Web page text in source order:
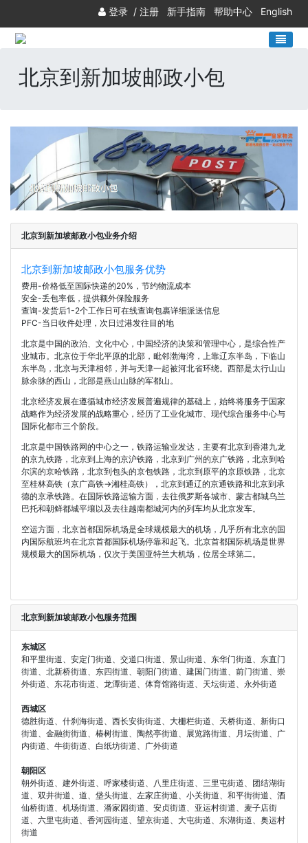
登录 / 注册 新手指南 帮助中心 English
北京到新加坡邮政小包
北京到新加坡邮政小包业务介绍
北京到新加坡邮政小包服务优势
费用-价格低至国际快递的20%，节约物流成本
安全-丢包率低，提供额外保险服务
查询-发货后1-2个工作日可在线查询包裹详细派送信息
PFC-当日收件处理，次日过港发往目的地
北京是中国的政治、文化中心，中国经济的决策和管理中心，是综合性产
业城市。北京位于华北平原的北部，毗邻渤海湾，上靠辽东半岛，下临山
东半岛，北京与天津相邻，并与天津一起被河北省环绕。西部是太行山山
脉余脉的西山，北部是燕山山脉的军都山。
北京经济发展在遵循城市经济发展普遍规律的基础上，始终将服务于国家
战略作为经济发展的战略重心，经历了工业化城市、现代综合服务中心与
国际化都市三个阶段。
北京是中国铁路网的中心之一，铁路运输业发达，主要有北京到香港九龙
的京九铁路，北京到上海的京沪铁路，北京到广州的京广铁路，北京到哈
尔滨的京哈铁路，北京到包头的京包铁路，北京到原平的京原铁路，北京
至桂林高铁（京广高铁->湘桂高铁），北京到通辽的京通铁路和北京到承
德的京承铁路。在国际铁路运输方面，去往俄罗斯各城市、蒙古都城乌兰
巴托和朝鲜都城平壤以及去往越南都城河内的列车均从北京发车。
空运方面，北京首都国际机场是全球规模最大的机场，几乎所有北京的国
内国际航班均在北京首都国际机场停靠和起飞。北京首都国际机场是世界
规模最大的国际机场，仅次于美国亚特兰大机场，位居全球第二。
北京到新加坡邮政小包服务范围
东城区
和平里街道、安定门街道、交道口街道、景山街道、东华门街道、东直门
街道、北新桥街道、东四街道、朝阳门街道、建国门街道、前门街道、崇
外街道、东花市街道、龙潭街道、体育馆路街道、天坛街道、永外街道
西城区
德胜街道、什刹海街道、西长安街街道、大栅栏街道、天桥街道、新街口
街道、金融街街道、椿树街道、陶然亭街道、展览路街道、月坛街道、广
内街道、牛街街道、白纸坊街道、广外街道
朝阳区
朝外街道、建外街道、呼家楼街道、八里庄街道、三里屯街道、团结湖街
道、双井街道、道、垡头街道、左家庄街道、小关街道、和平街街道、酒
仙桥街道、机场街道、潘家园街道、安贞街道、亚运村街道、麦子店街
道、六里屯街道、香河园街道、望京街道、大屯街道、东湖街道、奥运村
街道